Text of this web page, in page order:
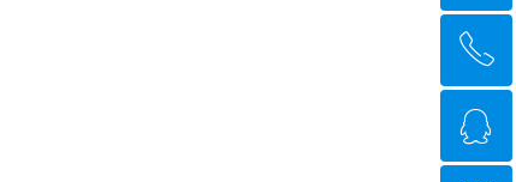
回到顶部
ꂅ
ꁗ